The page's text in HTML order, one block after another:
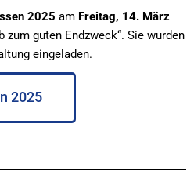
2025 am Freitag, 14. März
zum guten Endzweck“. Sie wurden
eingeladen.
2025